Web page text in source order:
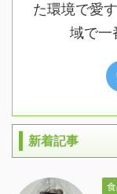
た環境で愛
域で一
新着記事